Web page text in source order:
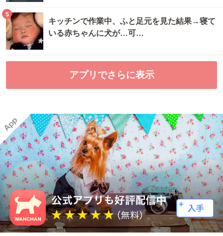
5
キッチンで作業中、ふと足元を見た結果→寝て
いる赤ちゃんに犬が…可…
アプリでさらに表示